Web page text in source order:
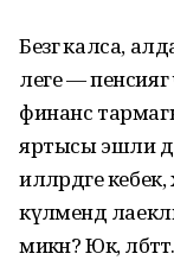
Безгә калса,
леге —
финанс
яртысы эшли
илләрдәге
күләмендә
микән? Юк,